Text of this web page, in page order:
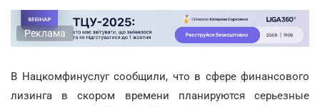
Реклама
В Нацкомфинуслуг сообщили, что в сфере финансового
лизинга в скором времени планируются серьезные